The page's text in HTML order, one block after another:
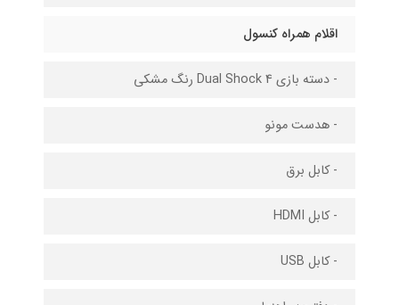
اقلام همراه کنسول
- دسته بازی Dual Shock 4 رنگ مشکی
- هدست مونو
- کابل برق
- کابل HDMI
- کابل USB